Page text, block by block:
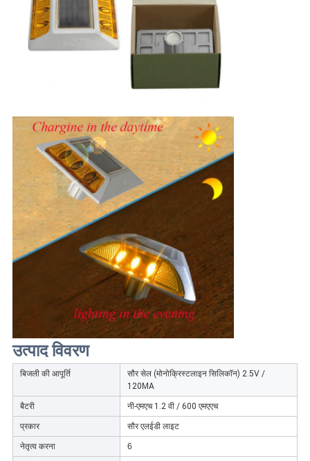
उत्पाद विवरण
बिजली की आपूर्ति
सौर सेल (मोनोक्रिस्टलाइन सिलिकॉन) 2.5V /
120MA
बैटरी नी-एमएच 1.2 वी / 600 एमएएच
प्रकार सौर एलईडी लाइट
नेतृत्व करना 6